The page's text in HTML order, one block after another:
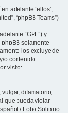
adelante “ellos”,
“phpBB Teams”)
“GPL”) y
phpBB solamente
los excluye de
o contenido
visite:
difamatorio,
que pueda violar
/ Lobo Solitario